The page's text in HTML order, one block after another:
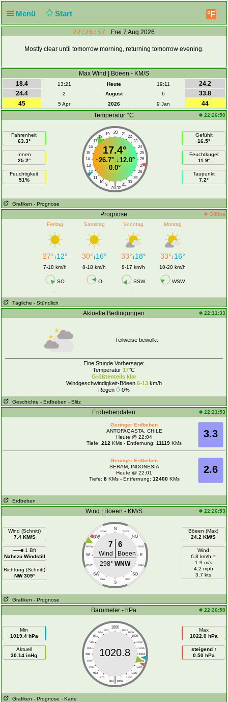
Menü Start °F
22:26:58 Frei 7 Aug 2026
Mostly clear until tomorrow morning, returning tomorrow evening.
Max Wind | Böeen - KM/S
18.4
13:21 Heute 19:11
24.2
24.4
2 August 6
33.8
45
5 Apr 2026 9 Jan
44
Temperatur °C
22:26:50
Fahrenheit
63.3°
Innen
25.2°
Feuchtigkeit
51%
20
19 21
18
22
17
23
16
24
15
25
14
26
13
27
12
28
11
29
10
30
9 31
|
8 32
17.4°
↑26.7°↓12.0°
0.0°
Gefühlt
16.5°
Feuchtkugel
11.9°
Taupunkt
7.2°
Grafiken - Prognose
Prognose
Offline
Freitag
Samstag Sonntag Montag
27°↓12° 30°↓16° 33°↓18° 33°↓16°
7-18 km/h 8-18 km/h 8-17 km/h 10-20 km/h
SO O SSW
WSW
-
- -
-
Tägliche - Stündlich
Aktuelle Bedingungen 22:11:33
Teilweise bewölkt
Eine Stunde Vorhersage:
Temperatur17°C
Größtenteils klar
Windgeschwindigkeit-Böeen 6-13km/h
Regen
0%
Geschichte - Erdbeben - Blitz
Erdbebendaten 22:21:53
3.3
Geringer Erdbeben
ANTOFAGASTA, CHILE
Heute @ 22:04
Tiefe:212 KMs - Entfernung:11119 KMs
2.6
Geringer Erdbeben
SERAM, INDONESIA
Heute @ 22:01
Tiefe: 8KMs - Entfernung: 12400KMs
Erdbeben
Wind | Böeen - KM/S 22:26:53
Wind (Schnitt)
7.4 KM/S
1 Bft
Nahezu Windstill
Richtung (Schnitt)
NW 309°
N
NNW NNO
NW NO
WNW ONO
W E
WSW OSO
SW SO
SSW SSO
S
7 6
Wind
Böeen
298° WNW
Böeen (Max)
24.2 KM/S
Wind
6.8 km/h =
1.9 m/s
4.2 mph
3.7 kts
Grafiken - Prognose
Barometer - hPa 22:26:50
Min
1019.4 hPa
Aktuell
30.14 inHg
1000
997 1003
994
1006
991
1009
988
1012
985
1015
982
1018
979
1021
976
1024
973
1027
970
1030
|
964 1036
1020.8
Max
1022.0 hPa
steigend ↑
0.50 hPa
Grafiken - Prognose - Karte